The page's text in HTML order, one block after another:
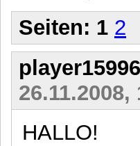
Seiten: 1 2
player15996
26.11.2008,
HALLO!